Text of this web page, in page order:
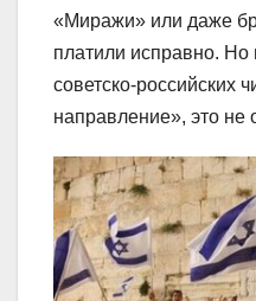
«Миражи» или даже
платили исправно. Но
советско-российских
направление», это не